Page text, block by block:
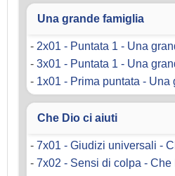
Una grande famiglia
- 2x01 - Puntata 1 - Una
- 3x01 - Puntata 1 - Una
- 1x01 - Prima puntata - Una
Che Dio ci aiuti
- 7x01 - Giudizi universali -
- 7x02 - Sensi di colpa - Che